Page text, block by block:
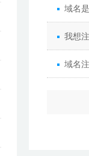
域名
我想
域名